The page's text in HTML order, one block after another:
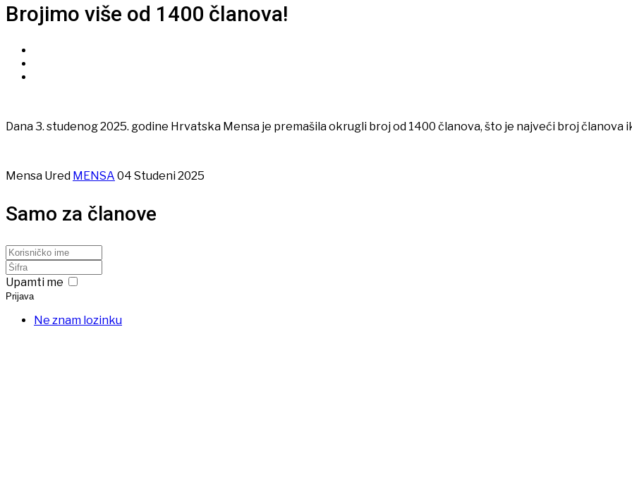
Brojimo više od 1400 članova!
Dana 3. studenog 2025. godine Hrvatska Mensa je premašila okrugli broj od 1400 članova, što je najveći broj članova
Mensa Ured MENSA 04 Studeni 2025
Samo za članove
Upamti me
Prijava
Ne znam lozinku